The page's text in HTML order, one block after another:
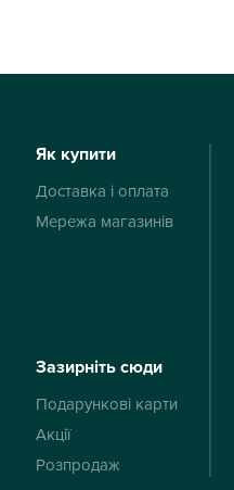
Як купити
Доставка і оплата
Мережа магазинів
Зазирніть сюди
Подарункові карти
Акції
Розпродаж